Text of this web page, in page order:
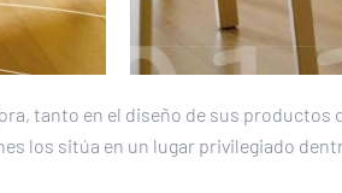
tanto en el diseño de sus productos
los sitúa en un lugar privilegiado